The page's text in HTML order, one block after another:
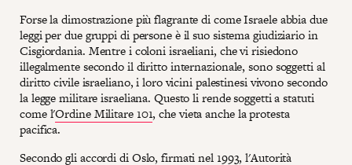
Forse la dimostrazione più flagrante di come Israele abbia due
leggi per due gruppi di persone è il suo sistema giudiziario in
Cisgiordania. Mentre i coloni israeliani, che vi risiedono
illegalmente secondo il diritto internazionale, sono soggetti al
diritto civile israeliano, i loro vicini palestinesi vivono secondo
la legge militare israeliana. Questo li rende soggetti a statuti
come l'Ordine Militare 101, che vieta anche la protesta
pacifica.
Secondo gli accordi di Oslo, firmati nel 1993, l'Autorità